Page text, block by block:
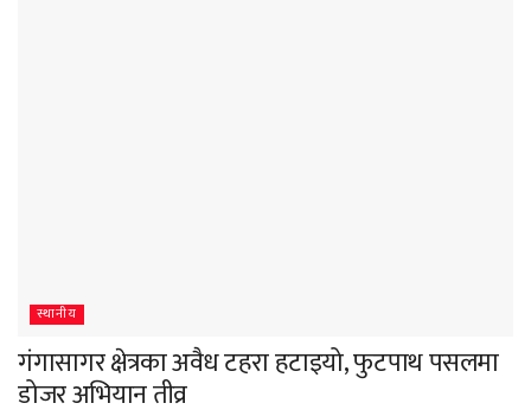
स्थानीय
गंगासागर क्षेत्रका अवैध टहरा हटाइयो, फुटपाथ पसलमा
डोजर अभियान तीव्र